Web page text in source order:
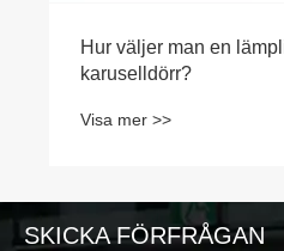
Hur väljer man en
karuselldörr?
Visa mer >>
SKICKA FÖRFRÅGAN